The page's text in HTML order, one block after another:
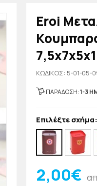
Eroi
KΩΔΙΚΟΣ: 5-01-05-
ΠΑΡΑΔΟΣΗ:1-3
Επιλέξτε σχήμα:
2,00€